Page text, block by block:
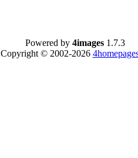
Powered by 4images 1.7.3
Copyright © 2002-2026